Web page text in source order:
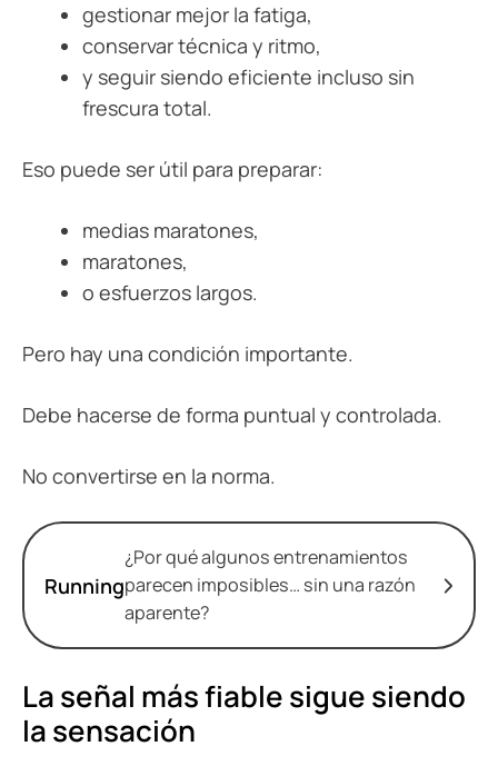
gestionar mejor la fatiga,
conservar técnica y ritmo,
y seguir siendo eficiente incluso sin
frescura total.
Eso puede ser útil para preparar:
medias maratones,
maratones,
o esfuerzos largos.
Pero hay una condición importante.
Debe hacerse de forma puntual y controlada.
No convertirse en la norma.
Running
¿Por qué algunos entrenamientos
parecen imposibles… sin una razón
aparente?
La señal más fiable sigue siendo
la sensación